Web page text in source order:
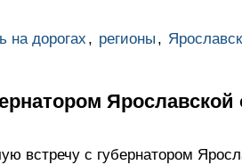
на дорогах , регионы ,
встречу с губернатором